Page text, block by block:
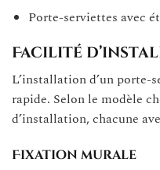
Porte-serviettes avec
Facilité
L’installation d’un
rapide. Selon le modèle
d’installation, chacune
Fixation murale